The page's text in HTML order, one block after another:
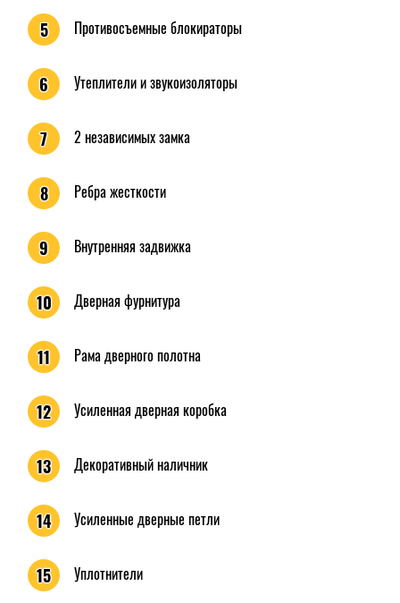
5 Противосъемные блокираторы
6 Утеплители и звукоизоляторы
7 2 независимых замка
8 Ребра жесткости
9 Внутренняя задвижка
10 Дверная фурнитура
11 Рама дверного полотна
12 Усиленная дверная коробка
13 Декоративный наличник
14 Усиленные дверные петли
15 Уплотнители